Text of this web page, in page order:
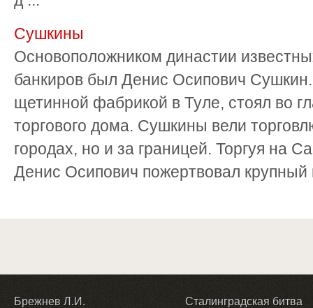
Сушкины
Основоположником династии
банкиров был Денис Осипович
щетинной фабрикой в Туле, стоял во
торгового дома. Сушкины вели
городах, но и за границей. Торгуя на
Денис Осипович пожертвовал крупный
Брежнев Л.И. Сталинградская битва